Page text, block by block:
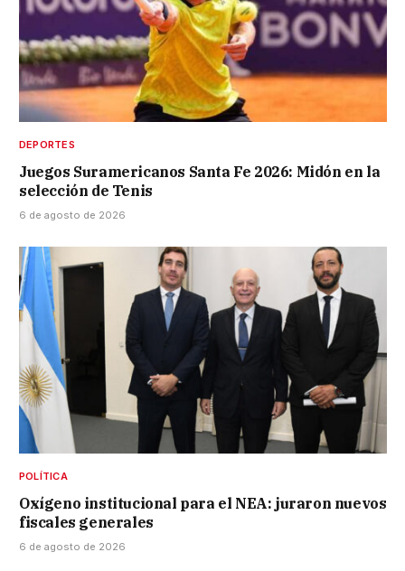
DEPORTES
Juegos Suramericanos Santa Fe 2026: Midón en la
selección de Tenis
6 de agosto de 2026
POLÍTICA
Oxígeno institucional para el NEA: juraron nuevos
fiscales generales
6 de agosto de 2026